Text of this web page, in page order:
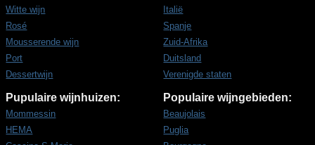
Witte wijn
Rosé
Mousserende wijn
Port
Dessertwijn
Italië
Spanje
Zuid-Afrika
Duitsland
Verenigde staten
Pupulaire wijnhuizen:
Mommessin
HEMA
Populaire wijngebieden:
Beaujolais
Puglia